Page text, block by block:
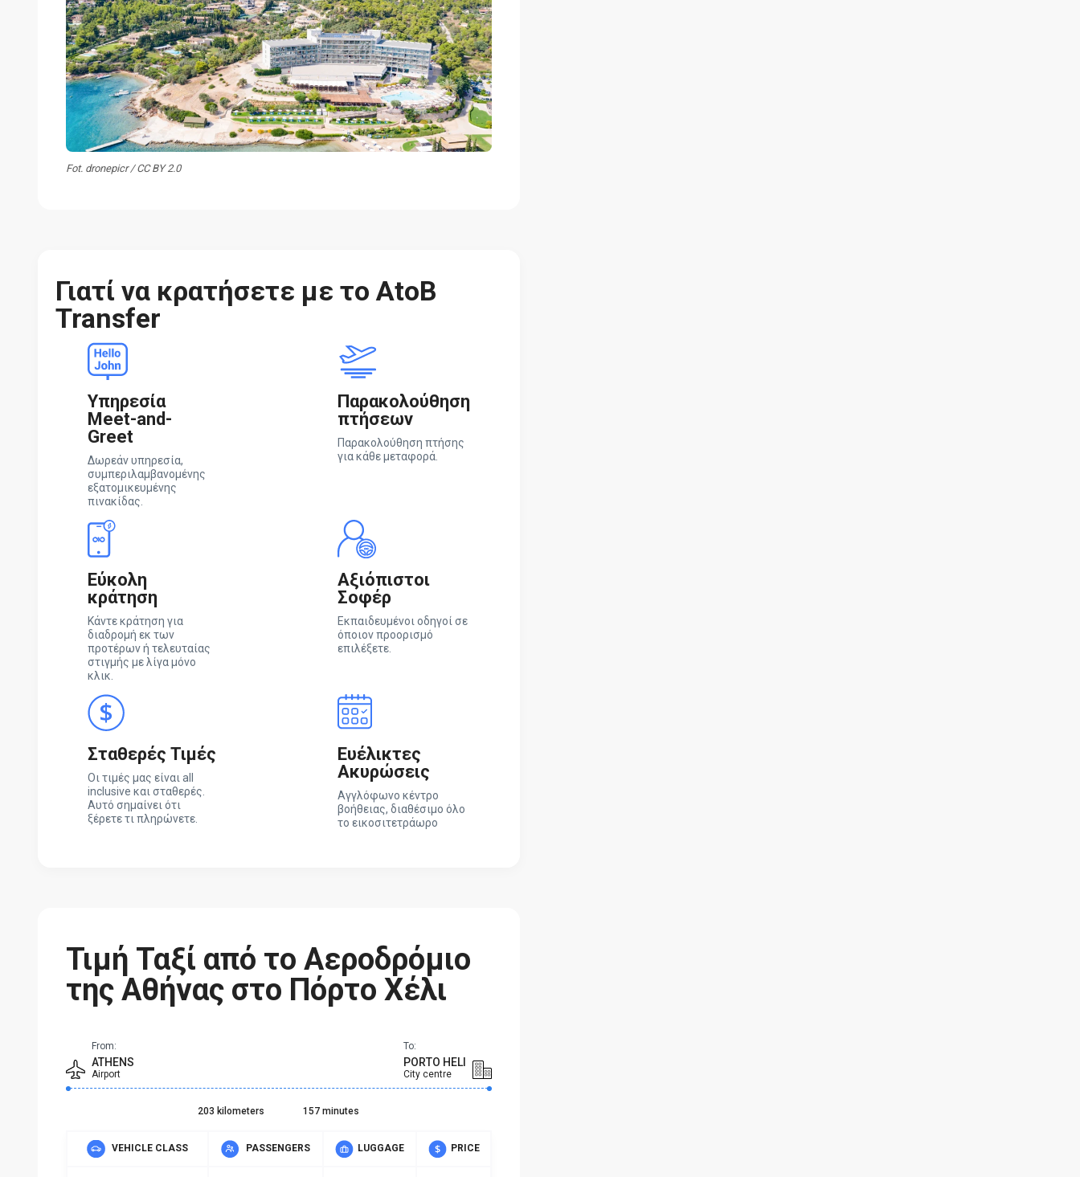
Fot. dronepicr / CC BY 2.0
Γιατί να κρατήσετε με το AtoB
Transfer
Υπηρεσία
Meet-and-
Greet
Δωρεάν υπηρεσία,
συμπεριλαμβανομένης
εξατομικευμένης
πινακίδας.
Παρακολούθηση
πτήσεων
Παρακολούθηση πτήσης
για κάθε μεταφορά.
Εύκολη
κράτηση
Κάντε κράτηση για
διαδρομή εκ των
προτέρων ή τελευταίας
στιγμής με λίγα μόνο
κλικ.
Αξιόπιστοι
Σοφέρ
Εκπαιδευμένοι οδηγοί σε
όποιον προορισμό
επιλέξετε.
Σταθερές Τιμές
Οι τιμές μας είναι all
inclusive και σταθερές.
Αυτό σημαίνει ότι
ξέρετε τι πληρώνετε.
Ευέλικτες
Ακυρώσεις
Αγγλόφωνο κέντρο
βοήθειας, διαθέσιμο όλο
το εικοσιτετράωρο
Τιμή Ταξί από το Αεροδρόμιο
της Αθήνας στο Πόρτο Χέλι
From:
ATHENS
Airport
To:
PORTO HELI
City centre
203 kilometers 157 minutes
VEHICLE CLASS PASSENGERS LUGGAGE PRICE